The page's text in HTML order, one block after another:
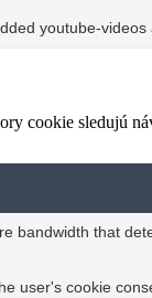
youtube-
cookie sledujú
bandwidth that
user's cookie